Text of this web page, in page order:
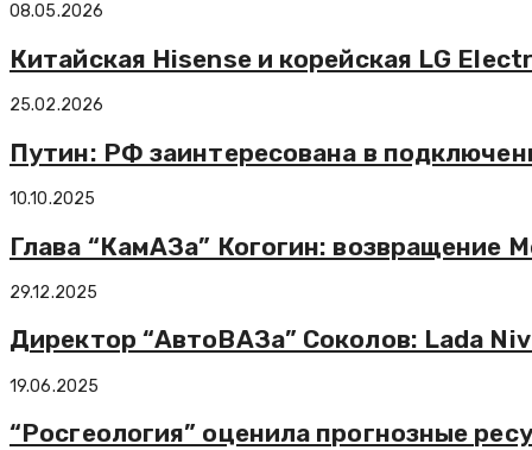
08.05.2026
Китайская Hisense и корейская LG
25.02.2026
Путин: РФ заинтересована в
10.10.2025
Глава “КамАЗа” Когогин: возвращение
29.12.2025
Директор “АвтоВАЗа” Соколов: Lada
19.06.2025
“Росгеология” оценила прогнозные